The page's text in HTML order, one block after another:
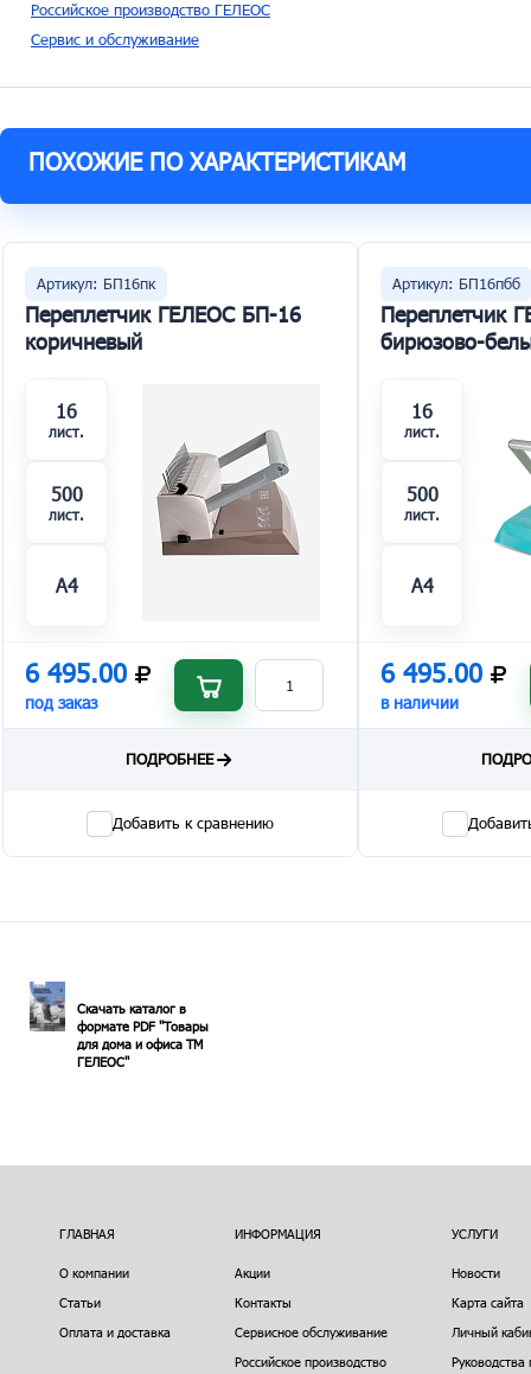
Российское производство ГЕЛЕОС
Сервис и обслуживание
ПОХОЖИЕ ПО ХАРАКТЕРИСТИКАМ
Артикул: БП16пк
Переплетчик ГЕЛЕОС БП-16
коричневый
16
лист.
500
лист.
А4
6 495.00
под заказ
ПОДРОБНЕЕ
Добавить к сравнению
Артикул: БП16пбб
Переплетчик
бирюзово-
16
лист.
500
лист.
А4
6 495.00
в наличии
Скачать каталог в
формате PDF "Товары
для дома и офиса ТМ
ГЕЛЕОС"
ГЛАВНАЯ
О компании
Статьи
Оплата и доставка
ИНФОРМАЦИЯ
Акции
Контакты
Сервисное обслуживание
Российское производство
УСЛУГИ
Новости
Карта сайта
Личный